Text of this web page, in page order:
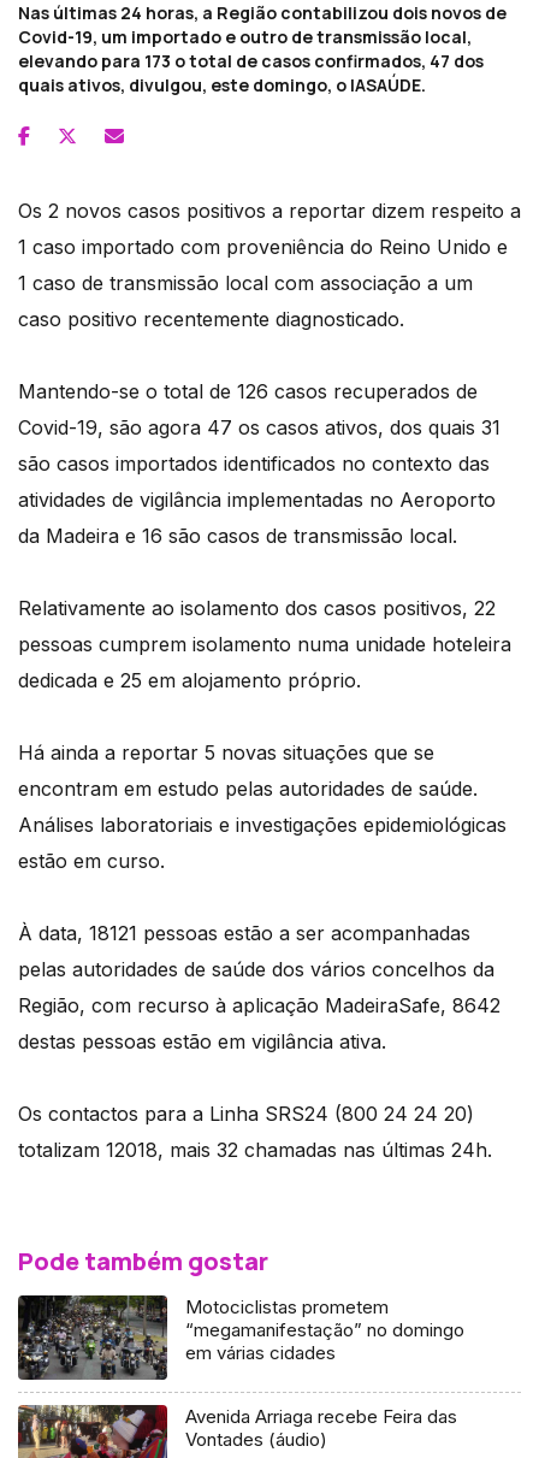
Nas últimas 24 horas, a Região contabilizou dois novos de
Covid-19, um importado e outro de transmissão local,
elevando para 173 o total de casos confirmados, 47 dos
quais ativos, divulgou, este domingo, o IASAÚDE.
Os 2 novos casos positivos a reportar dizem respeito a
1 caso importado com proveniência do Reino Unido e
1 caso de transmissão local com associação a um
caso positivo recentemente diagnosticado.
Mantendo-se o total de 126 casos recuperados de
Covid-19, são agora 47 os casos ativos, dos quais 31
são casos importados identificados no contexto das
atividades de vigilância implementadas no Aeroporto
da Madeira e 16 são casos de transmissão local.
Relativamente ao isolamento dos casos positivos, 22
pessoas cumprem isolamento numa unidade hoteleira
dedicada e 25 em alojamento próprio.
Há ainda a reportar 5 novas situações que se
encontram em estudo pelas autoridades de saúde.
Análises laboratoriais e investigações epidemiológicas
estão em curso.
À data, 18121 pessoas estão a ser acompanhadas
pelas autoridades de saúde dos vários concelhos da
Região, com recurso à aplicação MadeiraSafe, 8642
destas pessoas estão em vigilância ativa.
Os contactos para a Linha SRS24 (800 24 24 20)
totalizam 12018, mais 32 chamadas nas últimas 24h.
Pode também gostar
Motociclistas prometem
“megamanifestação” no domingo
em várias cidades
Avenida Arriaga recebe Feira das
Vontades (áudio)